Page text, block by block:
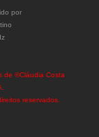
por
de ©Cláudia Costa
reservados.